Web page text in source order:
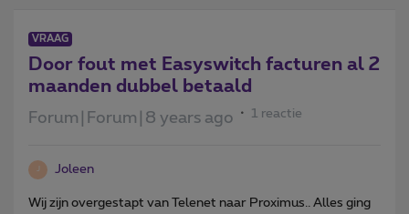
VRAAG
Door fout met Easyswitch facturen al 2
maanden dubbel betaald
Forum|Forum|8 years ago 1 reactie
J Joleen
Wij zijn overgestapt van Telenet naar Proximus.. Alles ging